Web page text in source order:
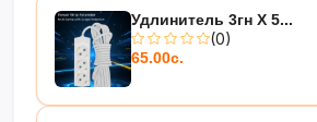
Удлинитель 3гн Х 5...
(0)
65.00с.